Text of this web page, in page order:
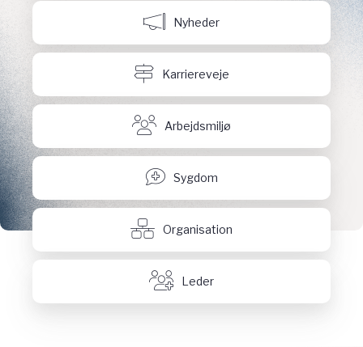
Nyheder
Karriereveje
Arbejdsmiljø
Sygdom
Organisation
Leder